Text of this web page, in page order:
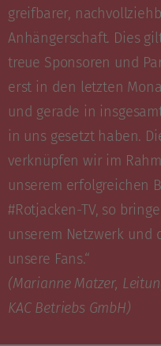
greifbarer,
Anhängerschaft. Dies
treue Sponsoren und
erst in den letzten
und gerade in
in uns gesetzt haben.
verknüpfen wir im
unserem erfolgreichen
#Rotjacken-TV, so
unserem Netzwerk und
unsere Fans.“
(Marianne Matzer,
KAC Betriebs GmbH)